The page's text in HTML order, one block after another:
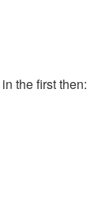
the first then: